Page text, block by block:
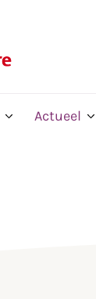
Actueel